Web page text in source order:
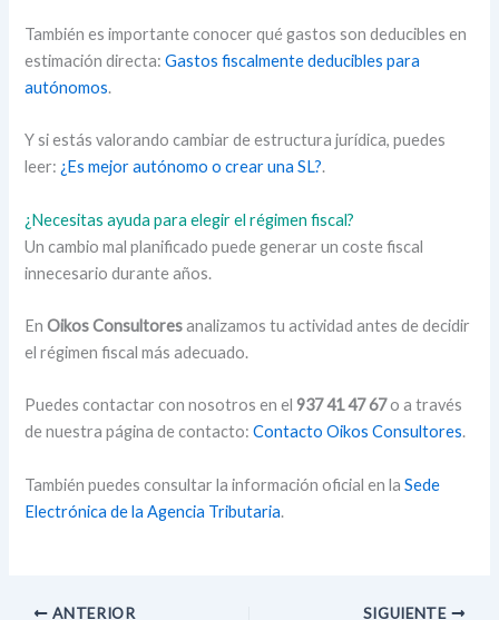
También es importante conocer qué gastos son deducibles en
estimación directa:Gastos fiscalmente deducibles para
autónomos.
Y si estás valorando cambiar de estructura jurídica, puedes
leer: ¿Es mejor autónomo o crear una SL?.
¿Necesitas ayuda para elegir el régimen fiscal?
Un cambio mal planificado puede generar un coste fiscal
innecesario durante años.
EnOikos Consultoresanalizamos tu actividad antes de decidir
el régimen fiscal más adecuado.
Puedes contactar con nosotros en el937 41 47 67o a través
de nuestra página de contacto:Contacto Oikos Consultores.
También puedes consultar la información oficial en laSede
Electrónica de la Agencia Tributaria.
ANTERIOR SIGUIENTE